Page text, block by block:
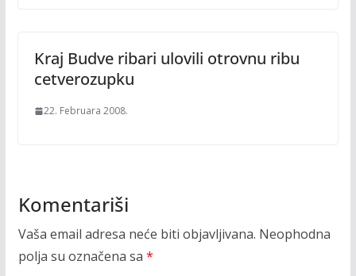
Kraj Budve ribari ulovili otrovnu ribu
cetverozupku
22. Februara 2008.
Komentariši
Vaša email adresa neće biti objavljivana. Neophodna
polja su označena sa *